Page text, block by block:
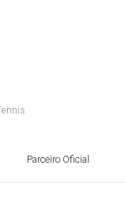
Parceiro Oficial